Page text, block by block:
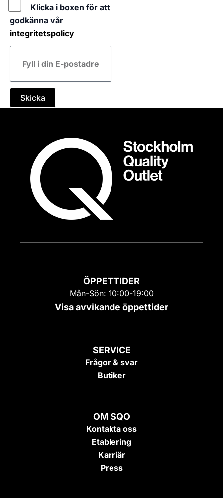
Klicka i boxen för att
godkänna vår
integritetspolicy
E-
post
Skicka
ÖPPETTIDER
Mån-Sön: 10:00-19:00
Visa avvikande öppettider
SERVICE
Frågor & svar
Butiker
OM SQO
Kontakta oss
Etablering
Karriär
Press